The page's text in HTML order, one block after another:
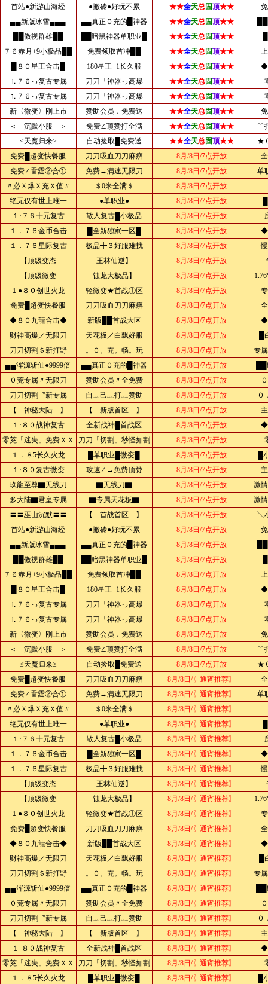
首站●新游山海经
●搬砖●好玩不累 ★★全天总固顶★★
▄▄新版冰雪▄▄▄
▄▄真正０充的█神器 ★★全天总固顶★★
██傲视群雄██
██暗黑神器单职业█ ★★全天总固顶★★
７６赤月+9小极品██
免费领取首冲██ ★★全天总固顶★★
█８０星王合击█
180星王+1长久服 ★★全天总固顶★★
◆
⒈７６っ复古专属
刀刀「神器っ高爆 ★★全天总固顶★★
⒈７６っ复古专属
刀刀「神器っ高爆 ★★全天总固顶★★
新〈微变〉刚上市
赞助会员．免费送 ★★全天总固顶★★
＜ 沉默小服 ＞
免费∠顶赞打全满 ★★全天总固顶★★
﹌
≤天魔归来≥
自动捡取█免费送 ★★全天总固顶★★
★
免费█超变快餐服
刀刀吸血刀刀麻痹 8月/8日/7点开放
免费∠雷霆②合①
免费→满速无限刀 8月/8日/7点开放
单
〃必Ｘ爆Ｘ充Ｘ值〃
＄0米全满＄
8月/8日/7点开放
绝无仅有世上唯一
●单职业● 8月/8日/7点开放
１·７６十元复古
散人复古█小极品 8月/8日/7点开放
１．７６金币合击
█全新独家一区█ 8月/8日/7点开放
◆
１．７６星际复古
极品╋３好服难找 8月/8日/7点开放
【顶级变态
王林仙逆】 8月/8日/7点开放
【顶级微变
蚀龙大极品】 8月/8日/7点开放
１●８０创世火龙
轻微变★首战①区 8月/8日/7点开放
免费█超变快餐服
刀刀吸血刀刀麻痹 8月/8日/7点开放
◆８０九龍合击◆
新版██首战大区 8月/8日/7点开放
◆
财神高爆／无限刀
天花板／白飘好服 8月/8日/7点开放
刀刀切割＄新打野
。０。充。畅。玩 8月/8日/7点开放
专
▄▄浑源斩仙●9999倍
▄▄真正０充的█神器 8月/8日/7点开放
０茺专属〃无限刀
赞助会员〃全免费 8月/8日/7点开放
刀刀切割〝新专属
自﹏己﹏打﹏赞助 8月/8日/7点开放
０
【 神秘大陆 】
【 新版首区 】 8月/8日/7点开放
１·８０战神复古
全新战神█首战区 8月/8日/7点开放
◆
零茺「迷失」免费ＸＸ
刀刀「切割」秒怪如割 8月/8日/7点开放
１．８5长久火龙
█单职业█微变█ 8月/8日/7点开放
█
１·８０复古微变
攻速∠→免费顶赞 8月/8日/7点开放
玖龍至尊▇无线刀
▇无线刀▇ 8月/8日/7点开放
激
多大陆▇君皇专属
▇专属天花板▇ 8月/8日/7点开放
激
〓〓巫山沉默〓〓
【 首战首区 】 8月/8日/7点开放
╲
首站●新游山海经
●搬砖●好玩不累 8月/8日/7点开放
▄▄新版冰雪▄▄▄
▄▄真正０充的█神器 8月/8日/7点开放
██傲视群雄██
██暗黑神器单职业█ 8月/8日/7点开放
７６赤月+9小极品██
免费领取首冲██ 8月/8日/7点开放
█８０星王合击█
180星王+1长久服 8月/8日/7点开放
◆
⒈７６っ复古专属
刀刀「神器っ高爆 8月/8日/7点开放
⒈７６っ复古专属
刀刀「神器っ高爆 8月/8日/7点开放
新〈微变〉刚上市
赞助会员．免费送 8月/8日/7点开放
＜ 沉默小服 ＞
免费∠顶赞打全满 8月/8日/7点开放
﹌
≤天魔归来≥
自动捡取█免费送 8月/8日/7点开放
★
免费█超变快餐服
刀刀吸血刀刀麻痹 8月/8日/〖通宵推荐〗
免费∠雷霆②合①
免费→满速无限刀 8月/8日/〖通宵推荐〗
单
〃必Ｘ爆Ｘ充Ｘ值〃
＄0米全满＄
8月/8日/〖通宵推荐〗
绝无仅有世上唯一
●单职业● 8月/8日/〖通宵推荐〗
１·７６十元复古
散人复古█小极品 8月/8日/〖通宵推荐〗
１．７６金币合击
█全新独家一区█ 8月/8日/〖通宵推荐〗
◆
１．７６星际复古
极品╋３好服难找 8月/8日/〖通宵推荐〗
【顶级变态
王林仙逆】 8月/8日/〖通宵推荐〗
【顶级微变
蚀龙大极品】 8月/8日/〖通宵推荐〗
１●８０创世火龙
轻微变★首战①区 8月/8日/〖通宵推荐〗
免费█超变快餐服
刀刀吸血刀刀麻痹 8月/8日/〖通宵推荐〗
◆８０九龍合击◆
新版██首战大区 8月/8日/〖通宵推荐〗
◆
财神高爆／无限刀
天花板／白飘好服 8月/8日/〖通宵推荐〗
刀刀切割＄新打野
。０。充。畅。玩 8月/8日/〖通宵推荐〗
专
▄▄浑源斩仙●9999倍
▄▄真正０充的█神器 8月/8日/〖通宵推荐〗
０茺专属〃无限刀
赞助会员〃全免费 8月/8日/〖通宵推荐〗
刀刀切割〝新专属
自﹏己﹏打﹏赞助 8月/8日/〖通宵推荐〗
０
【 神秘大陆 】
【 新版首区 】 8月/8日/〖通宵推荐〗
１·８０战神复古
全新战神█首战区 8月/8日/〖通宵推荐〗
◆
零茺「迷失」免费ＸＸ
刀刀「切割」秒怪如割 8月/8日/〖通宵推荐〗
１．８5长久火龙
█单职业█微变█ 8月/8日/〖通宵推荐〗 █